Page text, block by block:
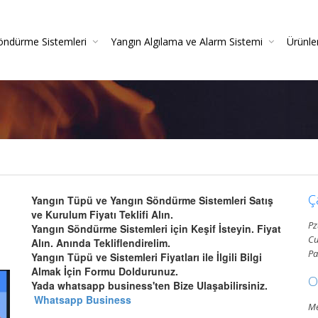
Sistemleri Yangın Algılama ve Alarm Sistemi
Yangın Tüpü ve Yangın Söndürme Sistemleri Satış
ve Kurulum Fiyatı Teklifi Alın.
Yangın Söndürme Sistemleri için Keşif İsteyin. Fiyat
Alın. Anında Tekliflendirelim.
Yangın Tüpü ve Sistemleri Fiyatları ile İlgili Bilgi
Almak İçin Formu Doldurunuz.
Yada whatsapp business'ten Bize Ulaşabilirsiniz.
Whatsapp Business